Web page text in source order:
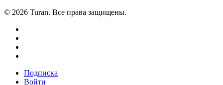
© 2026 Turan. Все права защищены.
Подписка
Войти